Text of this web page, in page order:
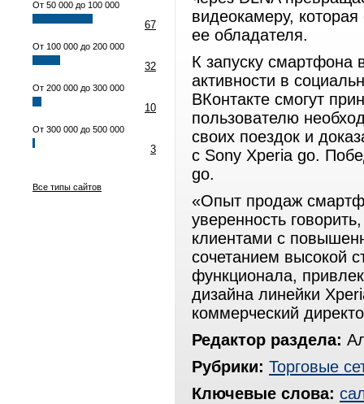
От 50 000 до 100 000
67
От 100 000 до 200 000
32
От 200 000 до 300 000
10
От 300 000 до 500 000
3
Все типы сайтов
видеокамеру,
ее обладателя.
К запуску смартфона
активности в
ВКонтакте смогут
пользователю
своих поездок и
с Sony Xperia go.
go.
«Опыт продаж
уверенность
клиентами с
сочетанием высокой
функционала,
дизайна линейки
коммерческий
Редактор раздела:
Рубрики: Торговые
Ключевые слова: